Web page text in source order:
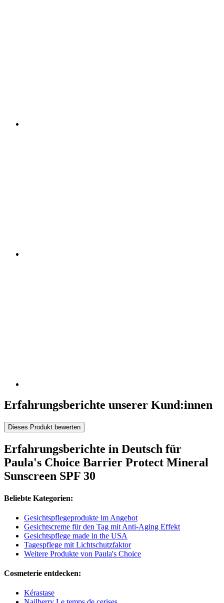
Erfahrungsberichte unserer Kund:innen
Dieses Produkt bewerten
Erfahrungsberichte in Deutsch für
Paula's Choice Barrier Protect Mineral
Sunscreen SPF 30
Beliebte Kategorien:
Gesichtspflegeprodukte im Angebot
Gesichtscreme für den Tag mit Anti-Aging Effekt
Gesichtspflege made in the USA
Tagespflege mit Lichtschutzfaktor
Weitere Produkte von Paula's Choice
Cosmeterie entdecken:
Kérastase